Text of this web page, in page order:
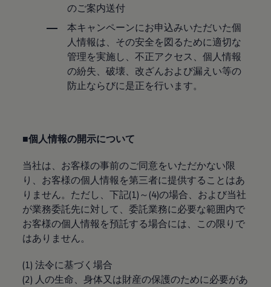
のご案内送付
本キャンペーンにお申込みいただいた個
人情報は、その安全を図るために適切な
管理を実施し、不正アクセス、個人情報
の紛失、破壊、改ざんおよび漏えい等の
防止ならびに是正を行います。
■個人情報の開示について
当社は、お客様の事前のご同意をいただかない限
り、お客様の個人情報を第三者に提供することはあ
りません。ただし、下記(1)～(4)の場合、および当社
が業務委託先に対して、委託業務に必要な範囲内で
お客様の個人情報を預託する場合には、この限りで
はありません。
(1) 法令に基づく場合
(2) 人の生命、身体又は財産の保護のために必要があ